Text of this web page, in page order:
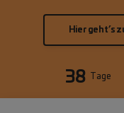
Hier geht’s
38 Tage